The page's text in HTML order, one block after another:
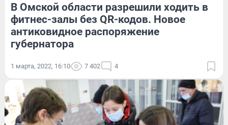
В Омской области разрешили ходить в
фитнес-залы без QR-кодов. Новое
антиковидное распоряжение
губернатора
1 марта, 2022, 16:10 7 402 4